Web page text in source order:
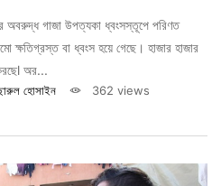
অবরুদ্ধ গাজা উপত্যকা ধ্বংসস্তূপে পরিণত
বা ধ্বংস হয়ে গেছে। হাজার হাজার
অর...
হোসাইন 362 views